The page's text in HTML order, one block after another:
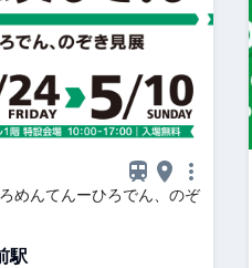
めんてんーひろでん、のぞ
駅